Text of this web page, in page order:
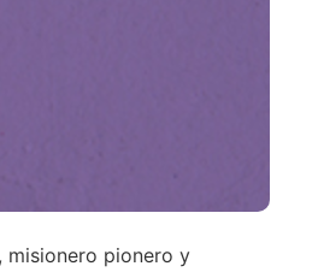
misionero pionero y